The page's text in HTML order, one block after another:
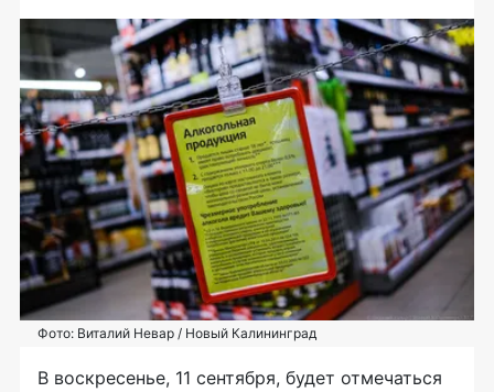
Фото: Виталий Невар / Новый Калининград
В воскресенье, 11 сентября, будет отмечаться